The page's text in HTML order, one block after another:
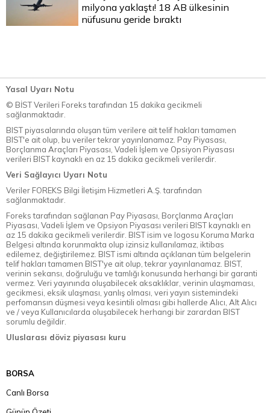
milyona yaklaştı! 18 AB ülkesinin
nüfusunu geride bıraktı
Yasal Uyarı Notu
© BİST Verileri Foreks tarafından 15 dakika gecikmeli
sağlanmaktadır.
BIST piyasalarında oluşan tüm verilere ait telif hakları tamamen
BIST'e ait olup, bu veriler tekrar yayınlanamaz. Pay Piyasası,
Borçlanma Araçları Piyasası, Vadeli İşlem ve Opsiyon Piyasası
verileri BIST kaynaklı en az 15 dakika gecikmeli verilerdir.
Veri Sağlayıcı Uyarı Notu
Veriler FOREKS Bilgi İletişim Hizmetleri A.Ş. tarafından
sağlanmaktadır.
Foreks tarafından sağlanan Pay Piyasası, Borçlanma Araçları
Piyasası, Vadeli İşlem ve Opsiyon Piyasası verileri BIST kaynaklı en
az 15 dakika gecikmeli verilerdir. BIST isim ve logosu Koruma Marka
Belgesi altında korunmakta olup izinsiz kullanılamaz, iktibas
edilemez, değiştirilemez. BIST ismi altında açıklanan tüm belgelerin
telif hakları tamamen BIST'ye ait olup, tekrar yayınlanamaz. BIST,
verinin sekansı, doğruluğu ve tamlığı konusunda herhangi bir garanti
vermez. Veri yayınında oluşabilecek aksaklıklar, verinin ulaşmaması,
gecikmesi, eksik ulaşması, yanlış olması, veri yayın sistemindeki
perfomansın düşmesi veya kesintili olması gibi hallerde Alıcı, Alt Alıcı
ve / veya Kullanıcılarda oluşabilecek herhangi bir zarardan BIST
sorumlu değildir.
Uluslarası döviz piyasası kuru
BORSA
Canlı Borsa